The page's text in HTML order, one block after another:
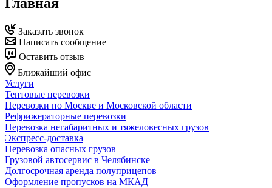
Заказать звонок
Написать сообщение
Оставить отзыв
Ближайший офис
Услуги
Тентовые перевозки
Перевозки по Москве и Московской области
Рефрижераторные перевозки
Перевозка негабаритных и тяжеловесных грузов
Экспресс-доставка
Перевозка опасных грузов
Грузовой автосервис в Челябинске
Долгосрочная аренда полуприцепов
Оформление пропусков на МКАД